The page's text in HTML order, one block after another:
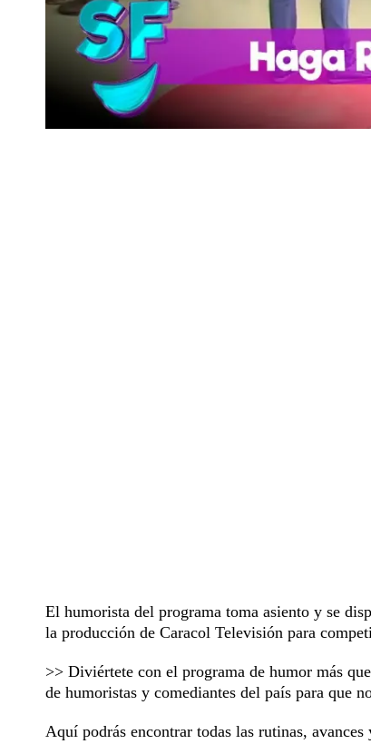
El humorista del programa toma asiento y se
la producción de Caracol Televisión para
>> Diviértete con el programa de humor más
de humoristas y comediantes del país para que
Aquí podrás encontrar todas las rutinas,